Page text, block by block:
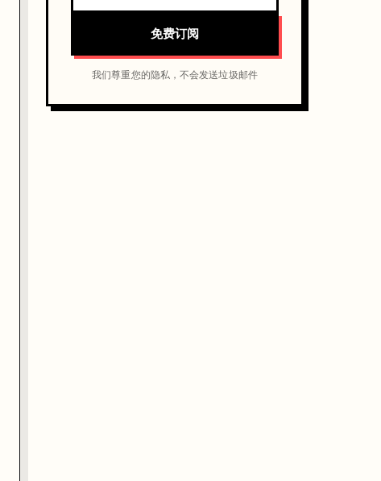
免费订阅
我们尊重您的隐私，不会发送垃圾邮件